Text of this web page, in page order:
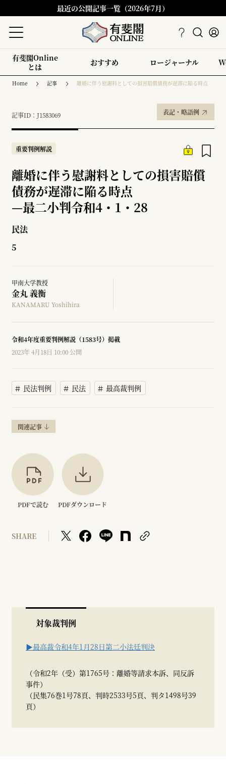
最近の公開記事一覧（2026年7月）
有斐閣Online
とは
おすすめ ロージャーナル
Home 記事 離婚に伴う慰謝料としての損害賠償債務が遅滞に陥る時点
記事ID：J1583069 表記・略語例
重要判例解説
離婚に伴う慰謝料としての損害賠償
債務が遅滞に陥る時点
—最二小判令和4・1・28
民法
5
甲南大学教授
金丸 義衡
KANAMARU Yoshihira
令和4年度重要判例解説（1583号）掲載
2023年 4月18日 10:00 公開
民法判例 民法 最高裁判例
関連記事
PDFで読む PDFダウンロード
SHARE
対象裁判例
▶最高裁令和4年1月28日第二小法廷判決
（令和2年（受）第1765号：離婚等請求本訴、同反訴
事件）
（民集76巻1号78頁、判時2533号5頁、判タ1498号39
頁）